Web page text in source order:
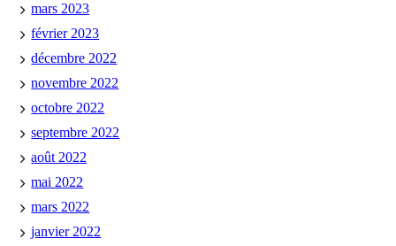
mars 2023
février 2023
décembre 2022
novembre 2022
octobre 2022
septembre 2022
août 2022
mai 2022
mars 2022
janvier 2022